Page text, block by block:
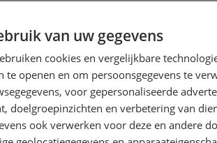
van uw gegevens
cookies en vergelijkbare
te openen en om persoonsgegevens te
voor gepersonaliseerde
doelgroepinzichten en verbetering van
ook verwerken voor deze en andere